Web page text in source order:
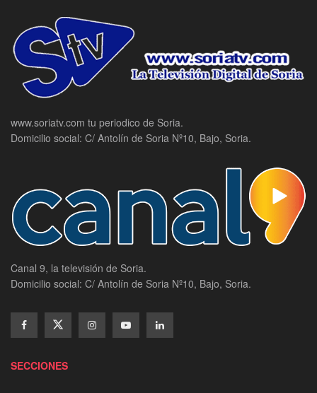
www.soriatv.com tu periodico de Soria.
Domicilio social: C/ Antolín de Soria Nº10, Bajo, Soria.
Canal 9, la televisión de Soria.
Domicilio social: C/ Antolín de Soria Nº10, Bajo, Soria.
SECCIONES